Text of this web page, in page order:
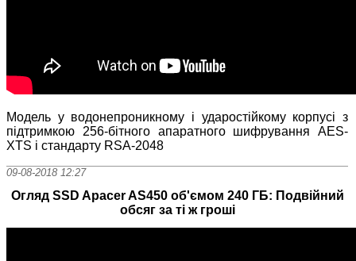
Модель у водонепроникному і ударостійкому корпусі з
підтримкою 256-бітного апаратного шифрування AES-
XTS і стандарту RSA-2048
09-08-2018 12:27
Огляд SSD Apacer AS450 об'ємом 240 ГБ: Подвійний
обсяг за ті ж гроші